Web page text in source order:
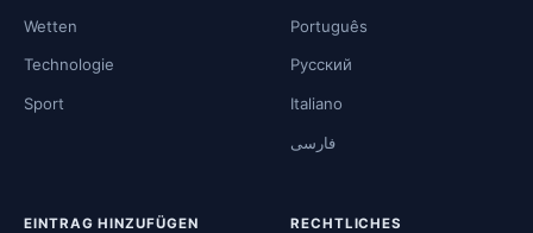
Wetten
Technologie
Sport
Português
Русский
Italiano
فارسی
EINTRAG HINZUFÜGEN RECHTLICHES